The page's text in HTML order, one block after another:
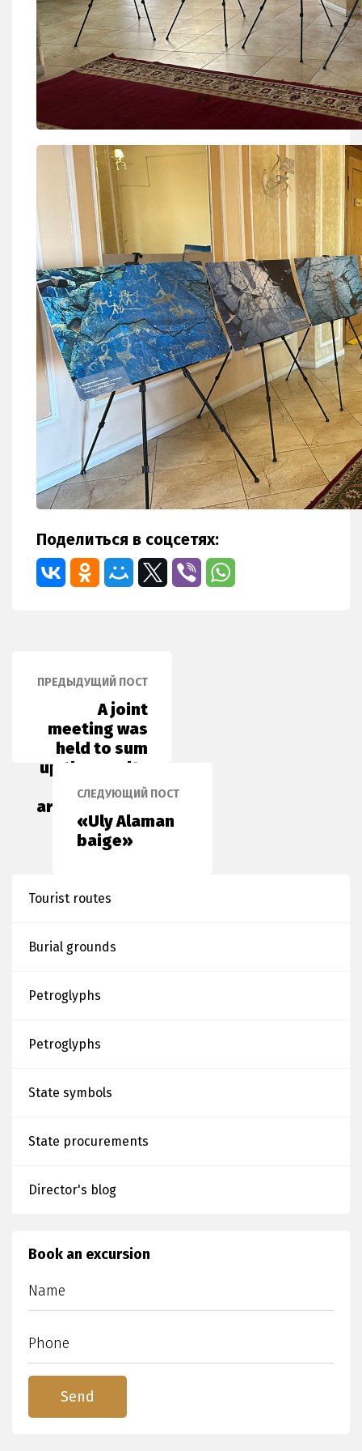
Поделиться в соцсетях:
ПРЕДЫДУЩИЙ ПОСТ
A joint
meeting was
held to sum
up the results
of
archaeological
work
СЛЕДУЮЩИЙ ПОСТ
«Uly Alaman
baige»
Tourist routes
Burial grounds
Petroglyphs
Petroglyphs
State symbols
State procurements
Director's blog
Book an excursion